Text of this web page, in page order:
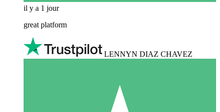
il y a 1 jour
great platform
LENNYN DIAZ CHAVEZ